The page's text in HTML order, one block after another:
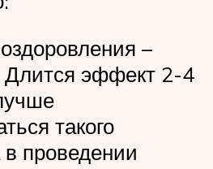
–
Длится эффект 2-4
такого
в проведении